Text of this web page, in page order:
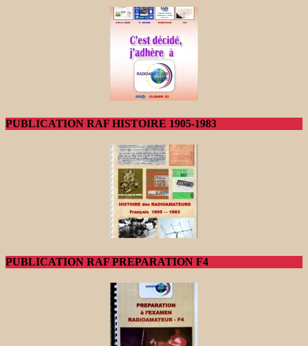
PUBLICATION RAF HISTOIRE 1905-1983
PUBLICATION RAF PREPARATION F4